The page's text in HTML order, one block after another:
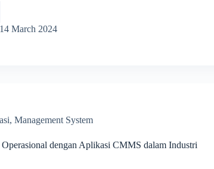
14 March 2024
, Management System
dengan Aplikasi CMMS dalam Industri